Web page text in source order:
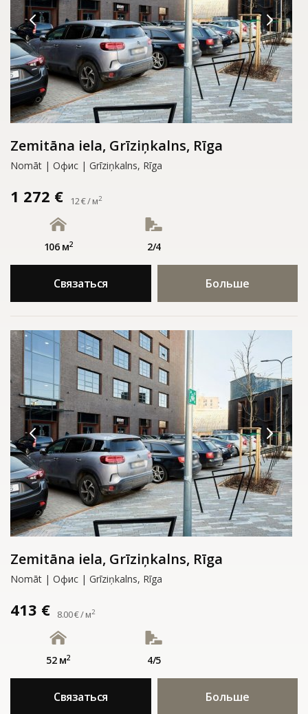
Zemitāna iela, Grīziņkalns, Rīga
Nomāt | Офис | Grīziņkalns, Rīga
1 272 € 12 € / м2
106 м2 2/4
Связаться Больше
Zemitāna iela, Grīziņkalns, Rīga
Nomāt | Офис | Grīziņkalns, Rīga
413 € 8.00 € / м2
52 м2 4/5
Связаться Больше